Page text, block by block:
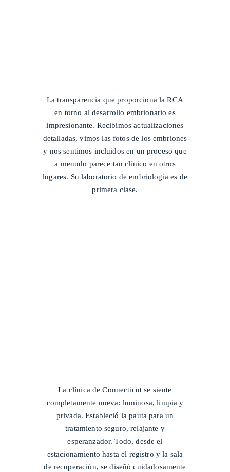
La transparencia que proporciona la RCA
en torno al desarrollo embrionario es
impresionante. Recibimos actualizaciones
detalladas, vimos las fotos de los embriones
y nos sentimos incluidos en un proceso que
a menudo parece tan clínico en otros
lugares. Su laboratorio de embriología es de
primera clase.
La clínica de Connecticut se siente
completamente nueva: luminosa, limpia y
privada. Estableció la pauta para un
tratamiento seguro, relajante y
esperanzador. Todo, desde el
estacionamiento hasta el registro y la sala
de recuperación, se diseñó cuidadosamente